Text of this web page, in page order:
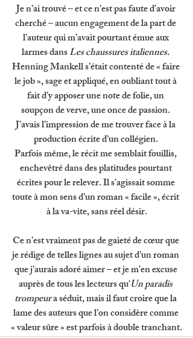
Je n’ai trouvé – et ce n’est pas faute d’avoir
cherché – aucun engagement de la part de
l’auteur qui m’avait pourtant émue aux
larmes dans Les chaussures italiennes.
Henning Mankell s’était contenté de « faire
le job », sage et appliqué, en oubliant tout à
fait d’y apposer une note de folie, un
soupçon de verve, une once de passion.
J’avais l’impression de me trouver face à la
production écrite d’un collégien.
Parfois même, le récit me semblait fouillis,
enchevêtré dans des platitudes pourtant
écrites pour le relever. Il s’agissait somme
toute à mon sens d’un roman « facile », écrit
à la va-vite, sans réel désir.
Ce n’est vraiment pas de gaieté de cœur que
je rédige de telles lignes au sujet d’un roman
que j’aurais adoré aimer – et je m’en excuse
auprès de tous les lecteurs qu'Un paradis
trompeur a séduit, mais il faut croire que la
lame des auteurs que l’on considère comme
« valeur sûre » est parfois à double tranchant.